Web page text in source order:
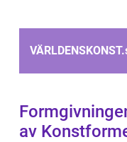
VÄRLDENSKONST.
av